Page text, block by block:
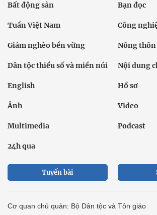
Bất động sản Bạn đọc
Tuần Việt Nam Công
Giảm nghèo bền vững Nông
Dân tộc thiểu số và miền núi Nội dung
English Hồ sơ
Ảnh Video
Multimedia Podcast
24h qua
Tuyến bài
Cơ quan chủ quản: Bộ Dân tộc và Tôn giáo